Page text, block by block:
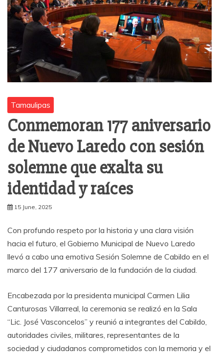
Tamaulipas
Conmemoran 177 aniversario
de Nuevo Laredo con sesión
solemne que exalta su
identidad y raíces
15 June, 2025
Con profundo respeto por la historia y una clara visión
hacia el futuro, el Gobierno Municipal de Nuevo Laredo
llevó a cabo una emotiva Sesión Solemne de Cabildo en el
marco del 177 aniversario de la fundación de la ciudad.
Encabezada por la presidenta municipal Carmen Lilia
Canturosas Villarreal, la ceremonia se realizó en la Sala
“Lic. José Vasconcelos” y reunió a integrantes del Cabildo,
autoridades civiles, militares, representantes de la
sociedad y ciudadanos comprometidos con la memoria y el